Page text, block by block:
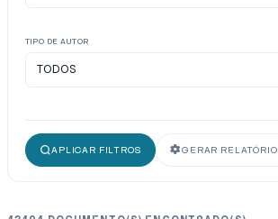
TIPO DE AUTOR
APLICAR FILTROS GERAR RELATÓRIO